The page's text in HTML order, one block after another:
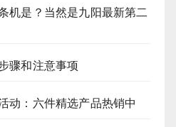
机是？当然是九阳最新第二
骤和注意事项
动：六件精选产品热销中